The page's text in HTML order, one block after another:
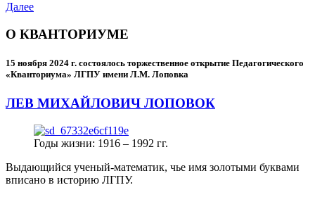
Далее
О КВАНТОРИУМЕ
15 ноября 2024 г. состоялось торжественное открытие Педагогического
«Кванториума» ЛГПУ имени Л.М. Лоповка
ЛЕВ МИХАЙЛОВИЧ ЛОПОВОК
Годы жизни: 1916 – 1992 гг.
Выдающийся ученый-математик, чье имя золотыми буквами
вписано в историю ЛГПУ.